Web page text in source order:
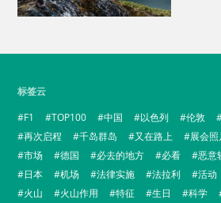
标签云
F1
TOP100 中国 以色列 伦敦
再次启程
千岛群岛 又在路上 展会照
市场
德国 必去的地方 必看 恶意
日本
机场 法律实施 法拉利 活动
火山
火山作用 特征 生日 科学